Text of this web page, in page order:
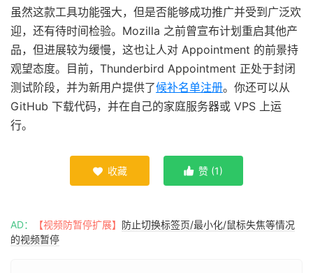
虽然这款工具功能强大，但是否能够成功推广并受到广泛欢
迎，还有待时间检验。Mozilla 之前曾宣布计划重启其他产
品，但进展较为缓慢，这也让人对 Appointment 的前景持
观望态度。目前，Thunderbird Appointment 正处于封闭
测试阶段，并为新用户提供了候补名单注册。你还可以从
GitHub 下载代码，并在自己的家庭服务器或 VPS 上运
行。
 收藏  赞 (1)
AD： 【视频防暂停扩展】 防止切换标签页/最小化/鼠标失焦等情况
的视频暂停